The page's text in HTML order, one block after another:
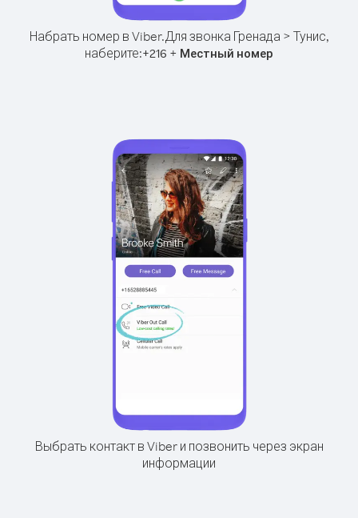
Набрать номер в Viber.Для звонка Гренада > Тунис,
наберите:+216 + Местный номер
Выбрать контакт в Viber и позвонить через экран
информации